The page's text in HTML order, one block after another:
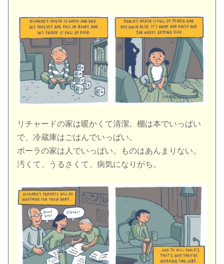
リチャードの家は暖かくて清潔。棚は本でいっぱい
で、冷蔵庫はごはんでいっぱい。
ポーラの家は人でいっぱい。ものはあんまりない。
汚くて、うるさくて、病気になりがち。